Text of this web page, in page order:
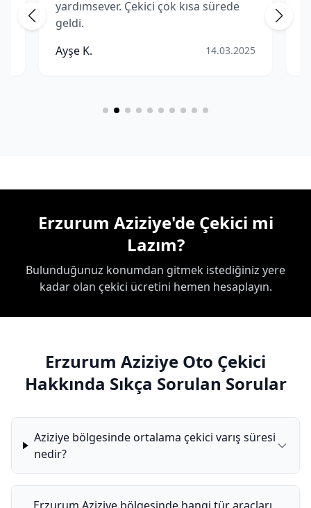
yardımsever. Çekici çok kısa sürede
geldi.
Ayşe K.
14.03.2025
Erzurum Aziziye'de Çekici mi
Lazım?
Bulunduğunuz konumdan gitmek istediğiniz yere
kadar olan çekici ücretini hemen hesaplayın.
Erzurum Aziziye Oto Çekici
Hakkında Sıkça Sorulan Sorular
Aziziye bölgesinde ortalama çekici varış süresi
nedir?